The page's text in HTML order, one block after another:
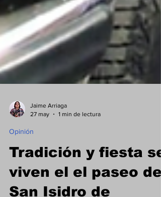
27 may
1 min de lectura
Tradición y fiesta se